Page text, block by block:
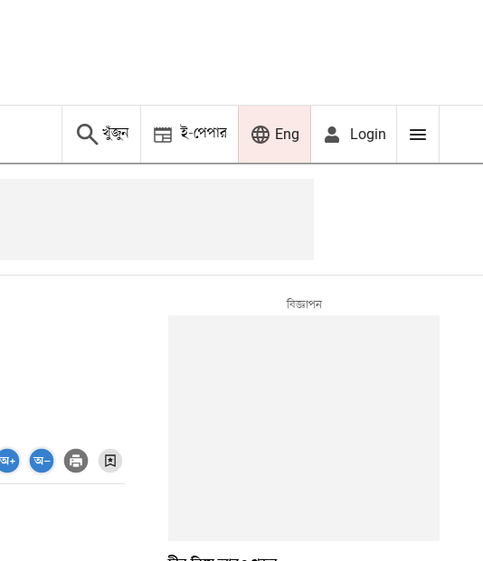
খুঁজুন ই-পেপার Eng Login